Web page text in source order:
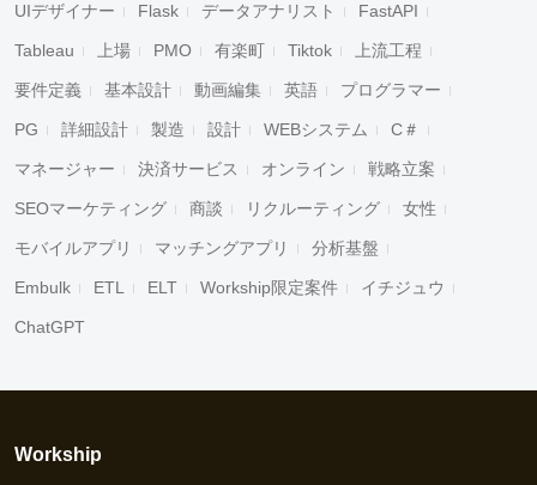
UIデザイナー Flask データアナリスト FastAPI
Tableau 上場 PMO 有楽町 Tiktok 上流工程
要件定義 基本設計 動画編集 英語 プログラマー
PG 詳細設計 製造 設計 WEBシステム C＃
マネージャー 決済サービス オンライン 戦略立案
SEOマーケティング 商談 リクルーティング 女性
モバイルアプリ マッチングアプリ 分析基盤
Embulk ETL ELT Workship限定案件 イチジュウ
ChatGPT
Workship